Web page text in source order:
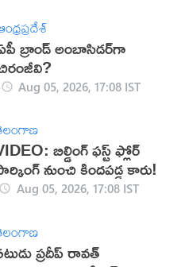
బ్రాండ్ అంబాసిడర్‌గా
Aug 05, 2026, 17:08 IST
బిల్డింగ్ ఫస్ట్ ఫ్లోర్
నుంచి కిందపడ్డ కారు!
Aug 05, 2026, 17:08 IST
ప్రదీప్ రావత్